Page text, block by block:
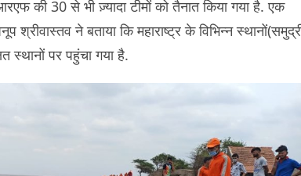
की 30 से भी ज़्यादा टीमों को तैनात किया गया है. एक
ने बताया कि महाराष्ट्र के विभिन्न
स्थानों पर पहुंचा गया है.